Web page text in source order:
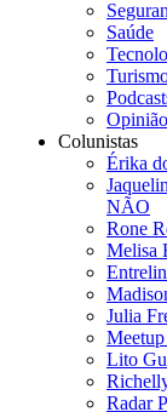
Saúde
Opinião
Colunistas
Érika
NÃO
Rone
Melisa
Julia
Lito
Radar